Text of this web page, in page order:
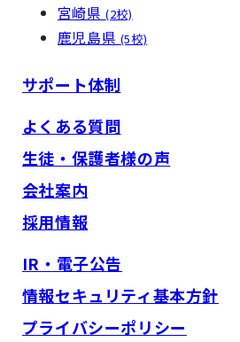
宮崎県(2校)
鹿児島県 (5校)
サポート体制
よくある質問
生徒・保護者様の声
会社案内
採用情報
IR・電子公告
情報セキュリティ基本方針
プライバシーポリシー